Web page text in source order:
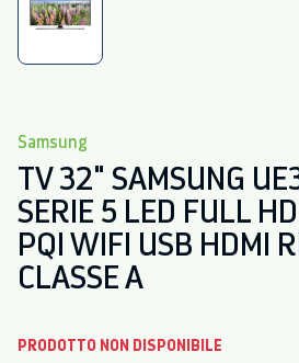
Samsung
TV 32" SAMSUNG
SERIE 5 LED FULL
PQI WIFI USB HDMI
CLASSE A
PRODOTTO NON DISPONIBILE